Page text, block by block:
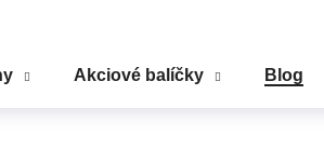
Akciové balíčky Blog
Čo potrebujete nájsť?